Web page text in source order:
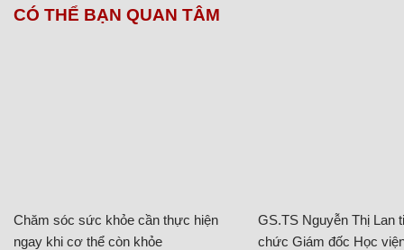
CÓ THỂ BẠN QUAN TÂM
Chăm sóc sức khỏe cần thực hiện
ngay khi cơ thể còn khỏe
GS.TS Nguyễn Thị Lan
chức Giám đốc Học